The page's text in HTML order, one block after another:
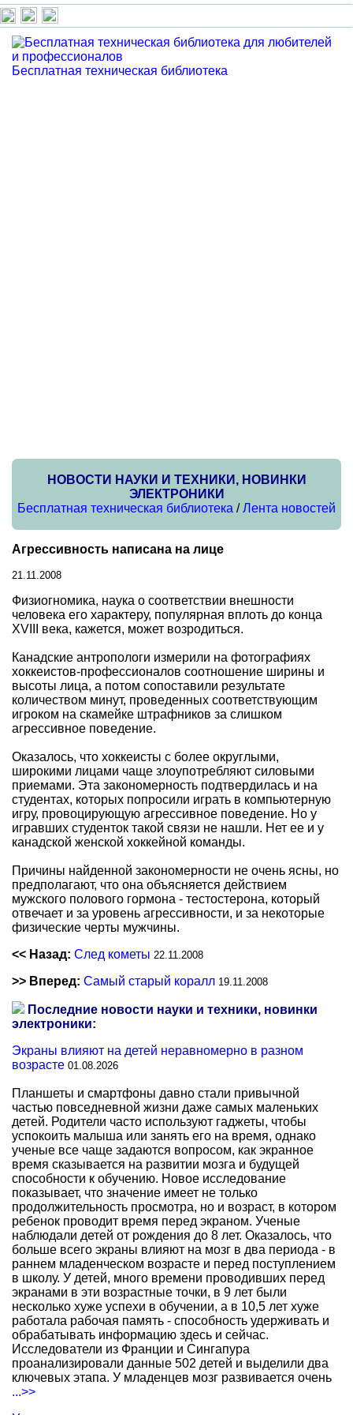
Бесплатная техническая библиотека
НОВОСТИ НАУКИ И ТЕХНИКИ, НОВИНКИ
ЭЛЕКТРОНИКИ
Бесплатная техническая библиотека /Лента новостей
Агрессивность написана на лице
21.11.2008
Физиогномика, наука о соответствии внешности
человека его характеру, популярная вплоть до конца
XVIII века, кажется, может возродиться.
Канадские антропологи измерили на фотографиях
хоккеистов-профессионалов соотношение ширины и
высоты лица, а потом сопоставили результате
количеством минут, проведенных соответствующим
игроком на скамейке штрафников за слишком
агрессивное поведение.
Оказалось, что хоккеисты с более округлыми,
широкими лицами чаще злоупотребляют силовыми
приемами. Эта закономерность подтвердилась и на
студентах, которых попросили играть в компьютерную
игру, провоцирующую агрессивное поведение. Но у
игравших студенток такой связи не нашли. Нет ее и у
канадской женской хоккейной команды.
Причины найденной закономерности не очень ясны, но
предполагают, что она объясняется действием
мужского полового гормона - тестостерона, который
отвечает и за уровень агрессивности, и за некоторые
физические черты мужчины.
<< Назад: След кометы 22.11.2008
>> Вперед: Самый старый коралл 19.11.2008
Последние новости науки и техники, новинки
электроники:
Экраны влияют на детей неравномерно в разном
возрасте 01.08.2026
Планшеты и смартфоны давно стали привычной
частью повседневной жизни даже самых маленьких
детей. Родители часто используют гаджеты, чтобы
успокоить малыша или занять его на время, однако
ученые все чаще задаются вопросом, как экранное
время сказывается на развитии мозга и будущей
способности к обучению. Новое исследование
показывает, что значение имеет не только
продолжительность просмотра, но и возраст, в котором
ребенок проводит время перед экраном. Ученые
наблюдали детей от рождения до 8 лет. Оказалось, что
больше всего экраны влияют на мозг в два периода - в
раннем младенческом возрасте и перед поступлением
в школу. У детей, много времени проводивших перед
экранами в эти возрастные точки, в 9 лет были
несколько хуже успехи в обучении, а в 10,5 лет хуже
работала рабочая память - способность удерживать и
обрабатывать информацию здесь и сейчас.
Исследователи из Франции и Сингапура
проанализировали данные 502 детей и выделили два
ключевых этапа. У младенцев мозг развивается очень
...>>